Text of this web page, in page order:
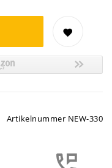
Artikelnummer NEW-330